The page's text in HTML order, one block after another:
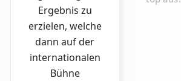
Ergebnis zu
erzielen, welche
dann auf der
internationalen
Bühne